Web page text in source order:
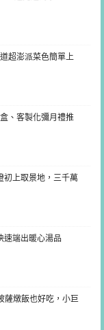
超澎派菜色簡單上
、客製化彌月禮推
初上取景地，三千萬
速端出暖心湯品
薩燉飯也好吃，小巨